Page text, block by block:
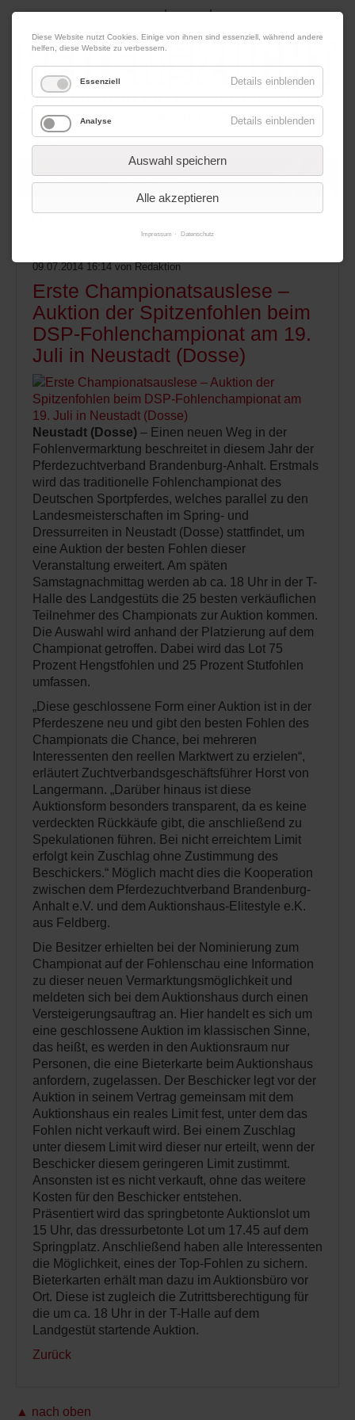
10. August 2026 Impressum|Kontakt|Datenschutz
Werbung
09.07.2014 16:14 von Redaktion
Erste Championatsauslese –
Auktion der Spitzenfohlen beim
DSP-Fohlenchampionat am 19.
Juli in Neustadt (Dosse)
Neustadt (Dosse) – Einen neuen Weg in der
Fohlenvermarktung beschreitet in diesem Jahr der
Pferdezuchtverband Brandenburg-Anhalt. Erstmals
wird das traditionelle Fohlenchampionat des
Deutschen Sportpferdes, welches parallel zu den
Landesmeisterschaften im Spring- und
Dressurreiten in Neustadt (Dosse) stattfindet, um
eine Auktion der besten Fohlen dieser
Veranstaltung erweitert. Am späten
Samstagnachmittag werden ab ca. 18 Uhr in der T-
Halle des Landgestüts die 25 besten verkäuflichen
Teilnehmer des Championats zur Auktion kommen.
Die Auswahl wird anhand der Platzierung auf dem
Championat getroffen. Dabei wird das Lot 75
Prozent Hengstfohlen und 25 Prozent Stutfohlen
umfassen.
„Diese geschlossene Form einer Auktion ist in der
Pferdeszene neu und gibt den besten Fohlen des
Championats die Chance, bei mehreren
Interessenten den reellen Marktwert zu erzielen“,
erläutert Zuchtverbandsgeschäftsführer Horst von
Langermann. „Darüber hinaus ist diese
Auktionsform besonders transparent, da es keine
verdeckten Rückkäufe gibt, die anschließend zu
Spekulationen führen. Bei nicht erreichtem Limit
erfolgt kein Zuschlag ohne Zustimmung des
Beschickers.“ Möglich macht dies die Kooperation
zwischen dem Pferdezuchtverband Brandenburg-
Anhalt e.V. und dem Auktionshaus-Elitestyle e.K.
aus Feldberg.
Die Besitzer erhielten bei der Nominierung zum
Championat auf der Fohlenschau eine Information
zu dieser neuen Vermarktungsmöglichkeit und
meldeten sich bei dem Auktionshaus durch einen
Versteigerungsauftrag an. Hier handelt es sich um
eine geschlossene Auktion im klassischen Sinne,
das heißt, es werden in den Auktionsraum nur
Personen, die eine Bieterkarte beim Auktionshaus
anfordern, zugelassen. Der Beschicker legt vor der
Auktion in seinem Vertrag gemeinsam mit dem
Auktionshaus ein reales Limit fest, unter dem das
Fohlen nicht verkauft wird. Bei einem Zuschlag
unter diesem Limit wird dieser nur erteilt, wenn der
Beschicker diesem geringeren Limit zustimmt.
Ansonsten ist es nicht verkauft, ohne das weitere
Kosten für den Beschicker entstehen.
Präsentiert wird das springbetonte Auktionslot um
15 Uhr, das dressurbetonte Lot um 17.45 auf dem
Springplatz. Anschließend haben alle Interessenten
die Möglichkeit, eines der Top-Fohlen zu sichern.
Bieterkarten erhält man dazu im Auktionsbüro vor
Ort. Diese ist zugleich die Zutrittsberechtigung für
die um ca. 18 Uhr in der T-Halle auf dem
Landgestüt startende Auktion.
Zurück
▲ nach oben
Diese Website nutzt Cookies. Einige von ihnen sind essenziell, während andere
helfen, diese Website zu verbessern.
Essenziell Details einblenden
Analyse Details einblenden
Auswahl speichern
Alle akzeptieren
Impressum Datenschutz